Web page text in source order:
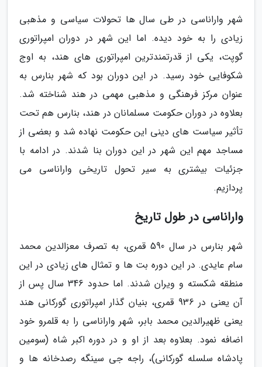
شهر واراناسی در طی سال ها تحولات سیاسی و مذهبی
زیادی را به خود دیده. اما این شهر در دوران امپراتوری
گوپت، یکی از قدرتمندترین امپراتوری های هند، به اوج
شکوفایی خود رسید. در این دوران بود که شهر بنارس به
عنوان مرکز فرهنگی و مذهبی مهمی در هند شناخته شد.
بعلاوه در دوران حکومت مسلمانان در هند، بنارس هم تحت
تأثیر سیاست های دینی این حکومت نهاده شد و بعضی از
مساجد مهم این شهر در این دوران بنا شدند. در ادامه با
جزئیات بیشتری به سیر تحول تاریخی واراناسی می
پردازیم.
واراناسی در طول تاریخ
شهر بنارس در سال 590 قمری، به تصرف معزالدین محمد
سام عایدی. در این دوره بت ها و تمثال های زیادی در این
منطقه شکسته و ویران شدند. اما حدود 346 سال پس از
آن یعنی در 936 قمری، بنیان گذار امپراتوری گورکانی هند
یعنی ظهیرالدین محمد بابر، شهر واراناسی را به قلمرو خود
اضافه نمود. بعلاوه بعد از او و در دوره اکبر شاه (سومین
پادشاه سلسله گورکانی)، راجه جی سینگه رصدخانه ها و